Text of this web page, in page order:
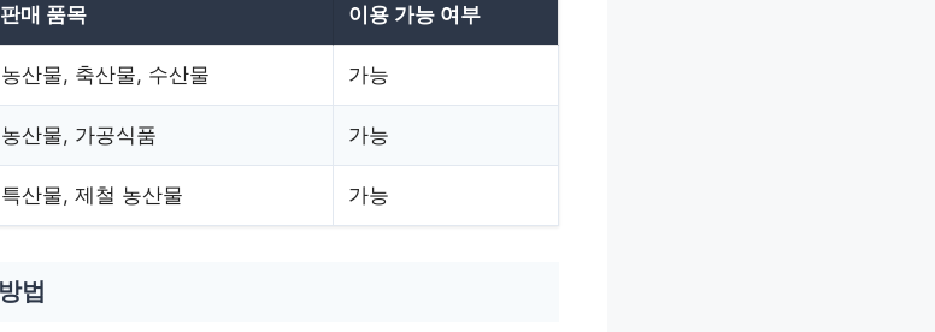
매 품목 이용 가능 여부
산물, 축산물, 수산물 가능
산물, 가공식품 가능
산물, 제철 농산물 가능
법